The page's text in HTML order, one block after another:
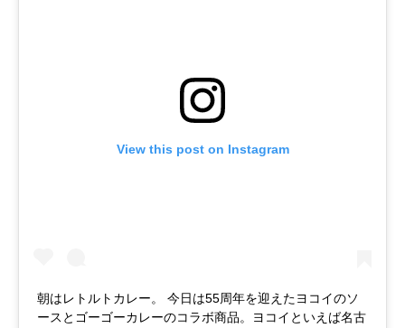
View this post on Instagram
朝はレトルトカレー。 今日は55周年を迎えたヨコイのソ
ースとゴーゴーカレーのコラボ商品。ヨコイといえば名古